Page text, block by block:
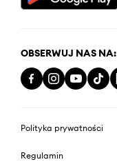
OBSERWUJ NAS NA:
Polityka prywatności
Regulamin